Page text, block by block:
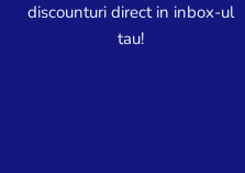
discounturi direct in inbox-ul
tau!